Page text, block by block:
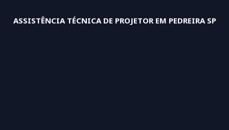
ASSISTÊNCIA TÉCNICA DE PROJETOR EM PEDREIRA SP